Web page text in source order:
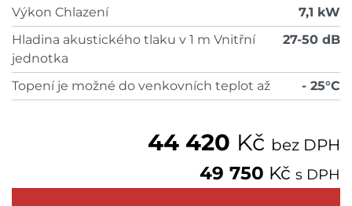
44 420 Kč bez DPH
49 750 Kč s DPH
Výkon Chlazení
7,1 kW
Hladina akustického tlaku v 1 m Vnitřní
jednotka
27-50 dB
Topení je možné do venkovních teplot až - 25°C